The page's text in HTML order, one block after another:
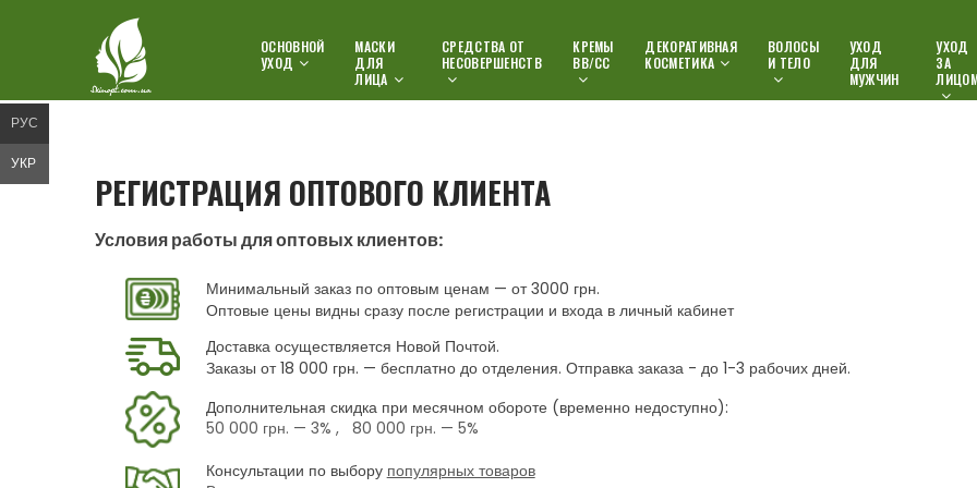
ОСНОВНОЙ
УХОД
МАСКИ
ДЛЯ
ЛИЦА
СРЕДСТВА ОТ
НЕСОВЕРШЕНСТВ
КРЕМЫ
ВВ/СС
ДЕКОРАТИВНАЯ
КОСМЕТИКА
ВОЛОСЫ
И ТЕЛО
УХОД
ДЛЯ
МУЖЧИН
УХОД
ЗА
РЕГИСТРАЦИЯ ОПТОВОГО КЛИЕНТА
Условия работы для оптовых клиентов:
Минимальный заказ по оптовым ценам — от 3000 грн.
Оптовые цены видны сразу после регистрации и входа в личный кабинет
Доставка осуществляется Новой Почтой.
Заказы от 18 000 грн. — бесплатно до отделения. Отправка заказа - до 1-3 рабочих дней.
Дополнительная скидка при месячном обороте (временно недоступно):
50 000 грн. — 3% , 80 000 грн. — 5%
Консультации по выбору популярных товаров
РУС
УКР